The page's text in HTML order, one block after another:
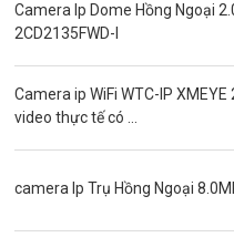
Độ phân giải 3.0MP
Camera CVI WinTech
Camera ngụy trang
Camera Ip Dome Hồng Ngoại
2CD2135FWD-I
Camera ip WiFi WTC-IP
video thực tế có ...
camera Ip Trụ Hồng Ngoại